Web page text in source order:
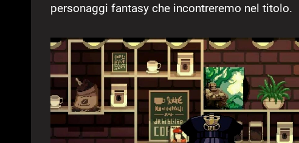
personaggi fantasy che incontreremo nel titolo.